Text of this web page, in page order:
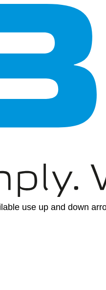
use up and down